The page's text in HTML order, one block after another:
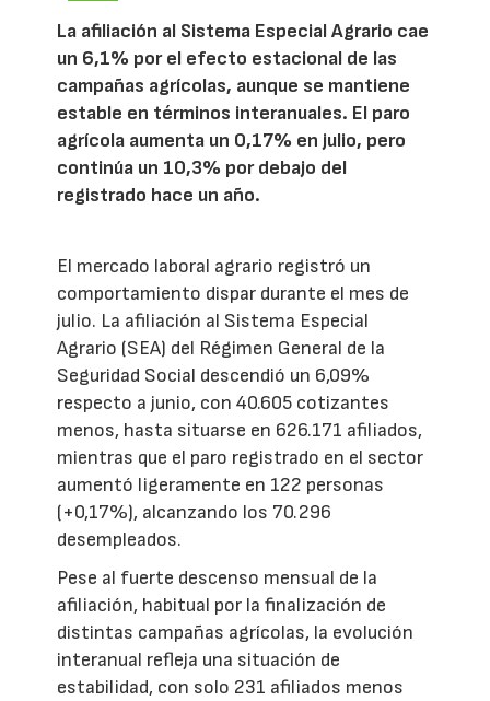
La afiliación al Sistema Especial Agrario cae
un 6,1% por el efecto estacional de las
campañas agrícolas, aunque se mantiene
estable en términos interanuales. El paro
agrícola aumenta un 0,17% en julio, pero
continúa un 10,3% por debajo del
registrado hace un año.
El mercado laboral agrario registró un
comportamiento dispar durante el mes de
julio. La afiliación al Sistema Especial
Agrario (SEA) del Régimen General de la
Seguridad Social descendió un 6,09%
respecto a junio, con 40.605 cotizantes
menos, hasta situarse en 626.171 afiliados,
mientras que el paro registrado en el sector
aumentó ligeramente en 122 personas
(+0,17%), alcanzando los 70.296
desempleados.
Pese al fuerte descenso mensual de la
afiliación, habitual por la finalización de
distintas campañas agrícolas, la evolución
interanual refleja una situación de
estabilidad, con solo 231 afiliados menos